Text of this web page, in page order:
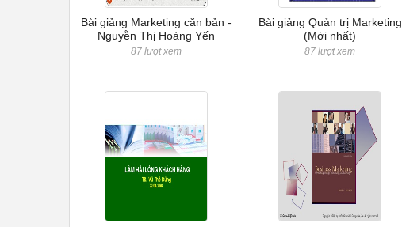
Bài giảng Marketing căn bản -
Nguyễn Thị Hoàng Yến
87 lượt xem
Bài giảng Quản trị Marketing
(Mới nhất)
87 lượt xem